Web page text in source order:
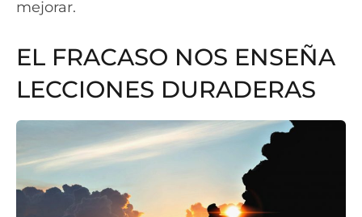
mejorar.
EL FRACASO NOS ENSEÑA
LECCIONES DURADERAS